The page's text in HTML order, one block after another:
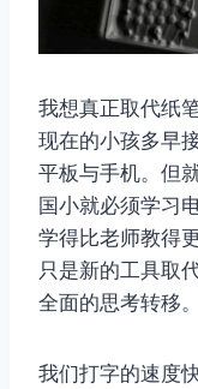
我想真正取代纸
现在的小孩多早
平板与手机。但
国小就必须学习
学得比老师教得
只是新的工具取
全面的思考转移。
我们打​​字的速度